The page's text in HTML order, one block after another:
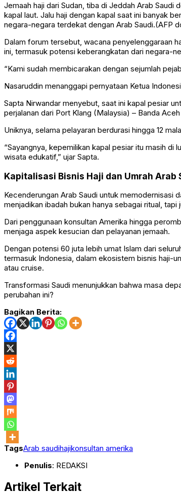
Jemaah haji dari Sudan, tiba di Jeddah Arab Saudi
kapal laut. Jalu haji dengan kapal saat ini banyak
negara-negara terdekat dengan Arab Saudi.(AFP
Dalam forum tersebut, wacana penyelenggaraan
ini, termasuk potensi keberangkatan dari negara-
“Kami sudah membicarakan dengan sejumlah
Nasaruddin menanggapi pernyataan Ketua
Sapta Nirwandar menyebut, saat ini kapal pesiar
perjalanan dari Port Klang (Malaysia) – Banda
Uniknya, selama pelayaran berdurasi hingga 12
“Sayangnya, kepemilikan kapal pesiar itu masih di
wisata edukatif,” ujar Sapta.
Kapitalisasi Bisnis Haji dan Umrah Arab
Kecenderungan Arab Saudi untuk memodernisasi
menjadikan ibadah bukan hanya sebagai ritual,
Dari penggunaan konsultan Amerika hingga
menjaga aspek kesucian dan pelayanan jemaah.
Dengan potensi 60 juta lebih umat Islam dari
termasuk Indonesia, dalam ekosistem bisnis haji-
atau cruise.
Transformasi Saudi menunjukkan bahwa masa
perubahan ini?
Bagikan Berita:
TagsArab saudihajikonsultan amerika
Penulis: REDAKSI
Artikel Terkait